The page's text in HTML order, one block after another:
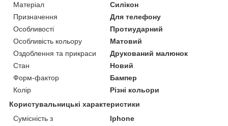
Матеріал
Силікон
Призначення
Для телефону
Особливості
Протиударний
Особливість кольору
Матовий
Оздоблення та прикраси
Друкований малюнок
Стан
Новий
Форм-фактор
Бампер
Колір
Різні кольори
Користувальницькі характеристики
Сумісність з
Iphone